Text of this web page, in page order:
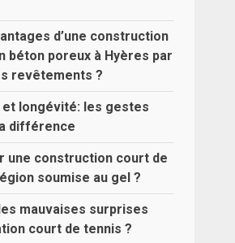
d’une construction
béton poreux à Hyères par
revêtements ?
longévité: les gestes
différence
une construction court de
soumise au gel ?
mauvaises surprises
court de tennis ?